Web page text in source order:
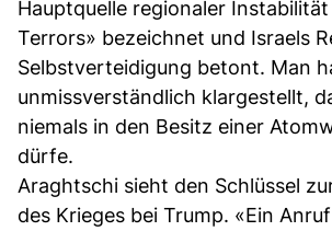
Hauptquelle regionaler
Terrors» bezeichnet und Israels
Selbstverteidigung betont. Man
unmissverständlich klargestellt,
niemals in den Besitz einer
dürfe.
Araghtschi sieht den Schlüssel
des Krieges bei Trump. «Ein